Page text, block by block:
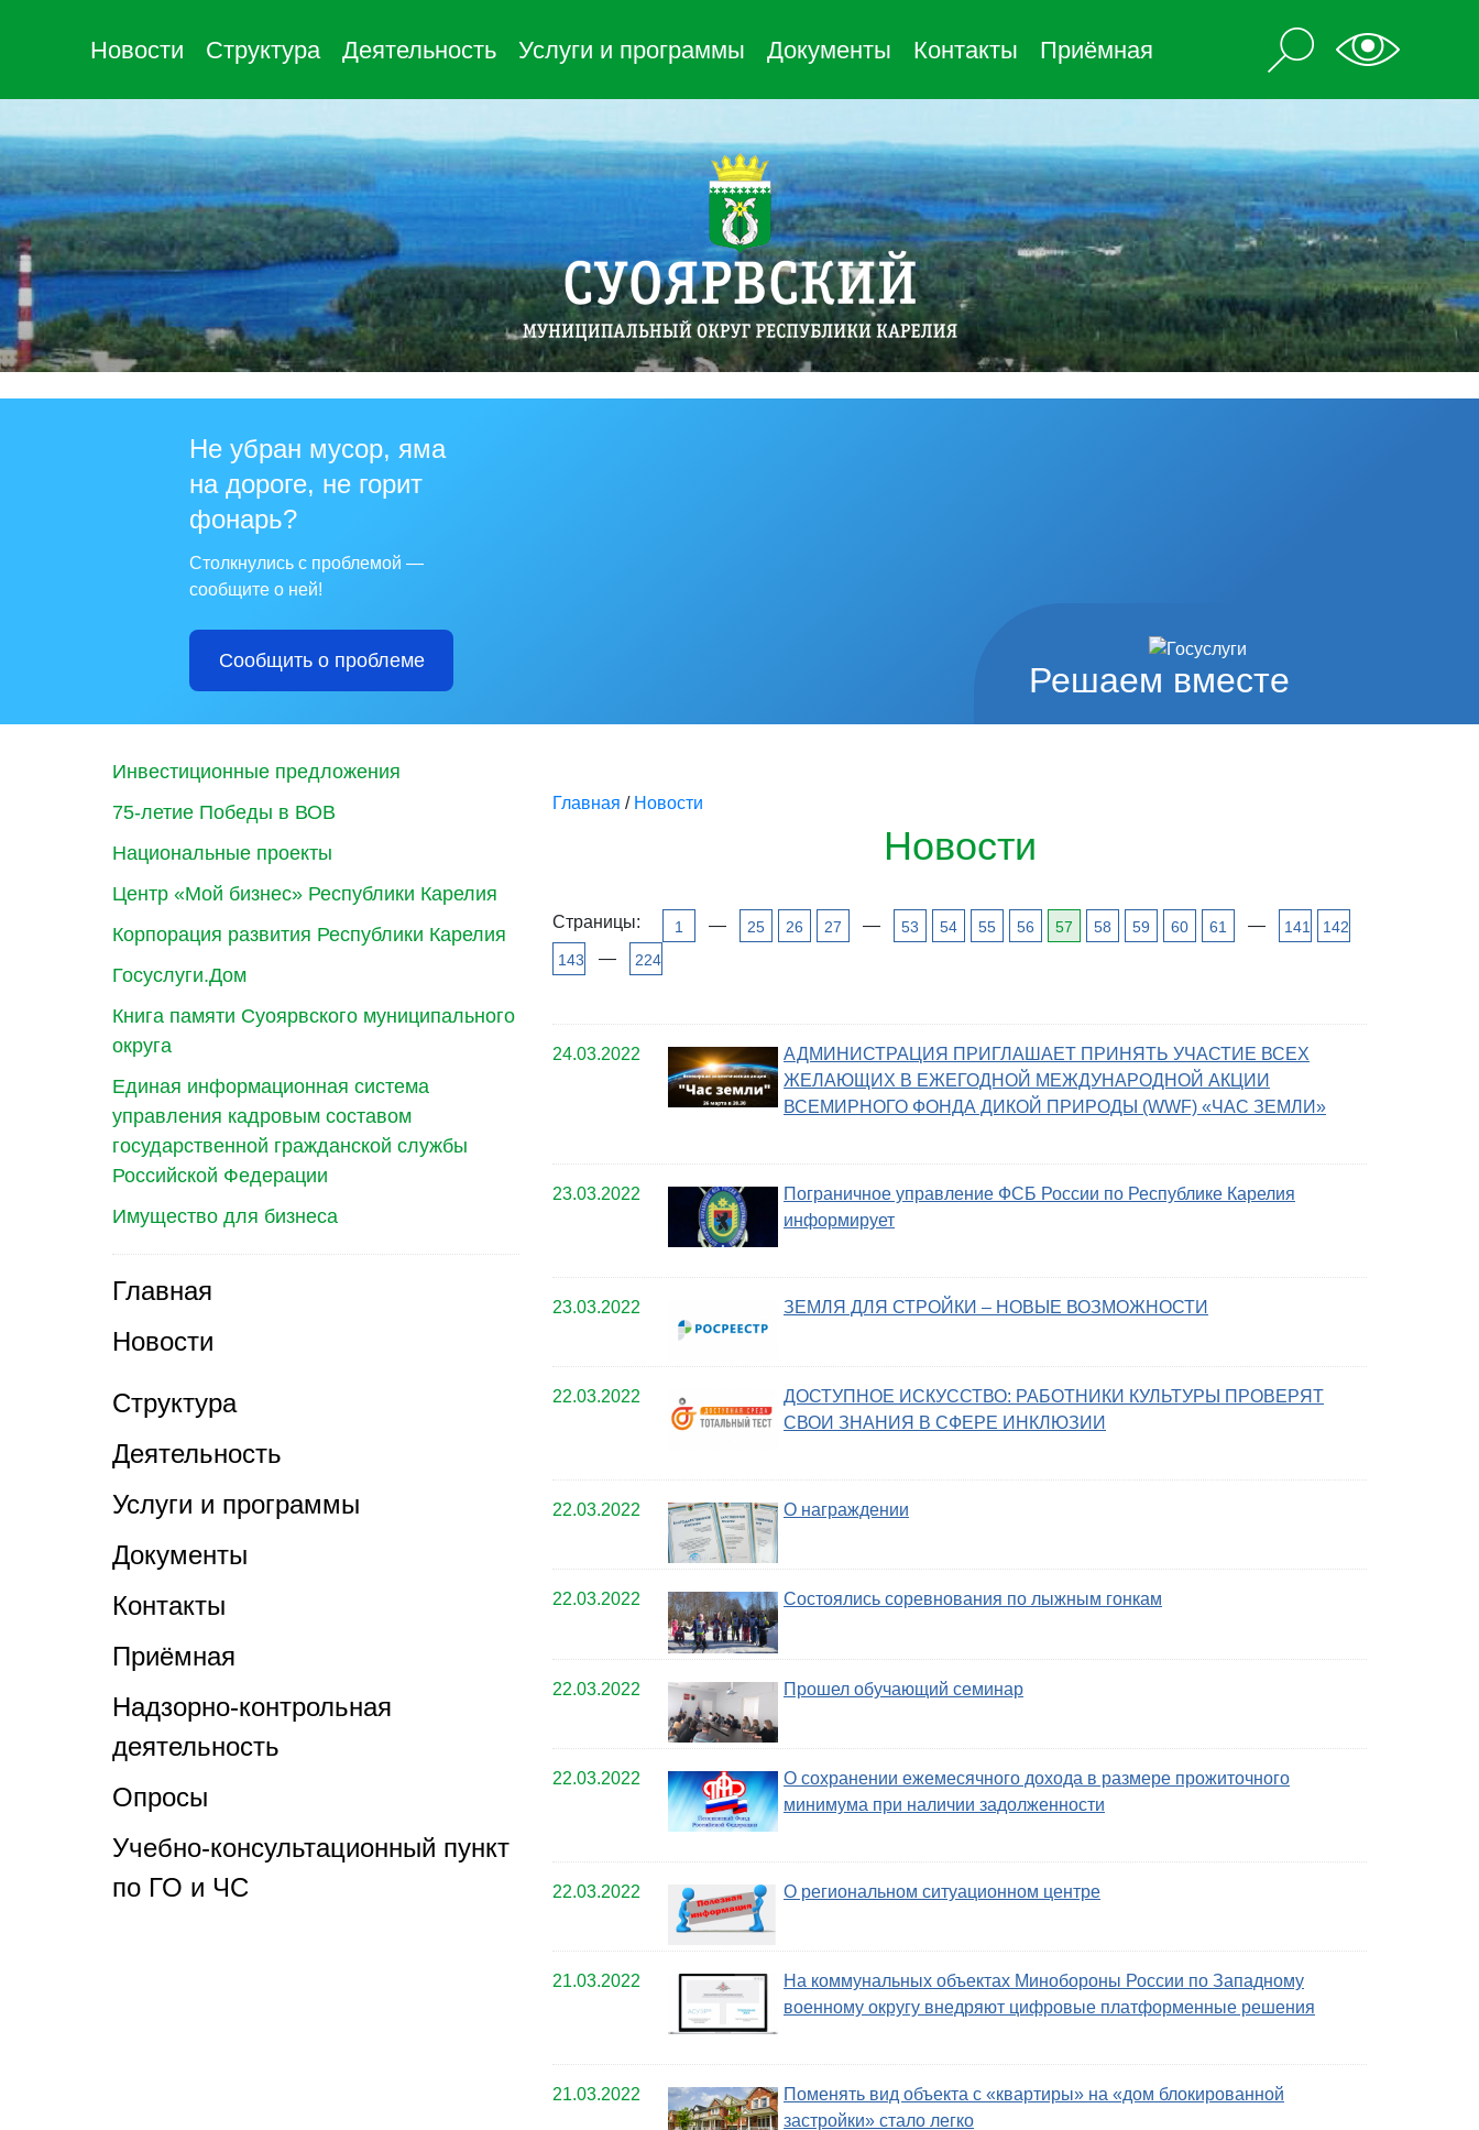
Новости Структура Деятельность Услуги и программы Документы Контакты Приёмная
Решаем вместе
Не убран мусор, яма
на дороге, не горит
фонарь?
Столкнулись с проблемой —
сообщите о ней!
Сообщить о проблеме
Инвестиционные предложения
75-летие Победы в ВОВ
Национальные проекты
Центр «Мой бизнес» Республики Карелия
Корпорация развития Республики Карелия
Госуслуги.Дом
Книга памяти Суоярвского муниципального
округа
Единая информационная система
управления кадровым составом
государственной гражданской службы
Российской Федерации
Имущество для бизнеса
Главная
Новости
Структура
Деятельность
Услуги и программы
Документы
Контакты
Приёмная
Надзорно-контрольная
деятельность
Опросы
Учебно-консультационный пункт
по ГО и ЧС
Главная / Новости
Новости
Страницы: 1 — 25 26 27 — 53 54 55 56 57 58 59 60 61 — 141
142
143
— 224
24.03.2022
АДМИНИСТРАЦИЯ ПРИГЛАШАЕТ ПРИНЯТЬ УЧАСТИЕ ВСЕХ
ЖЕЛАЮЩИХ В ЕЖЕГОДНОЙ МЕЖДУНАРОДНОЙ АКЦИИ
ВСЕМИРНОГО ФОНДА ДИКОЙ ПРИРОДЫ (WWF) «ЧАС ЗЕМЛИ»
23.03.2022
Пограничное управление ФСБ России по Республике Карелия
информирует
23.03.2022 ЗЕМЛЯ ДЛЯ СТРОЙКИ – НОВЫЕ ВОЗМОЖНОСТИ
22.03.2022
ДОСТУПНОЕ ИСКУССТВО: РАБОТНИКИ КУЛЬТУРЫ ПРОВЕРЯТ
СВОИ ЗНАНИЯ В СФЕРЕ ИНКЛЮЗИИ
22.03.2022 О награждении
22.03.2022 Состоялись соревнования по лыжным гонкам
22.03.2022 Прошел обучающий семинар
22.03.2022
О сохранении ежемесячного дохода в размере прожиточного
минимума при наличии задолженности
22.03.2022 О региональном ситуационном центре
21.03.2022
На коммунальных объектах Минобороны России по Западному
военному округу внедряют цифровые платформенные решения
21.03.2022
Поменять вид объекта с «квартиры» на «дом блокированной
застройки» стало легко